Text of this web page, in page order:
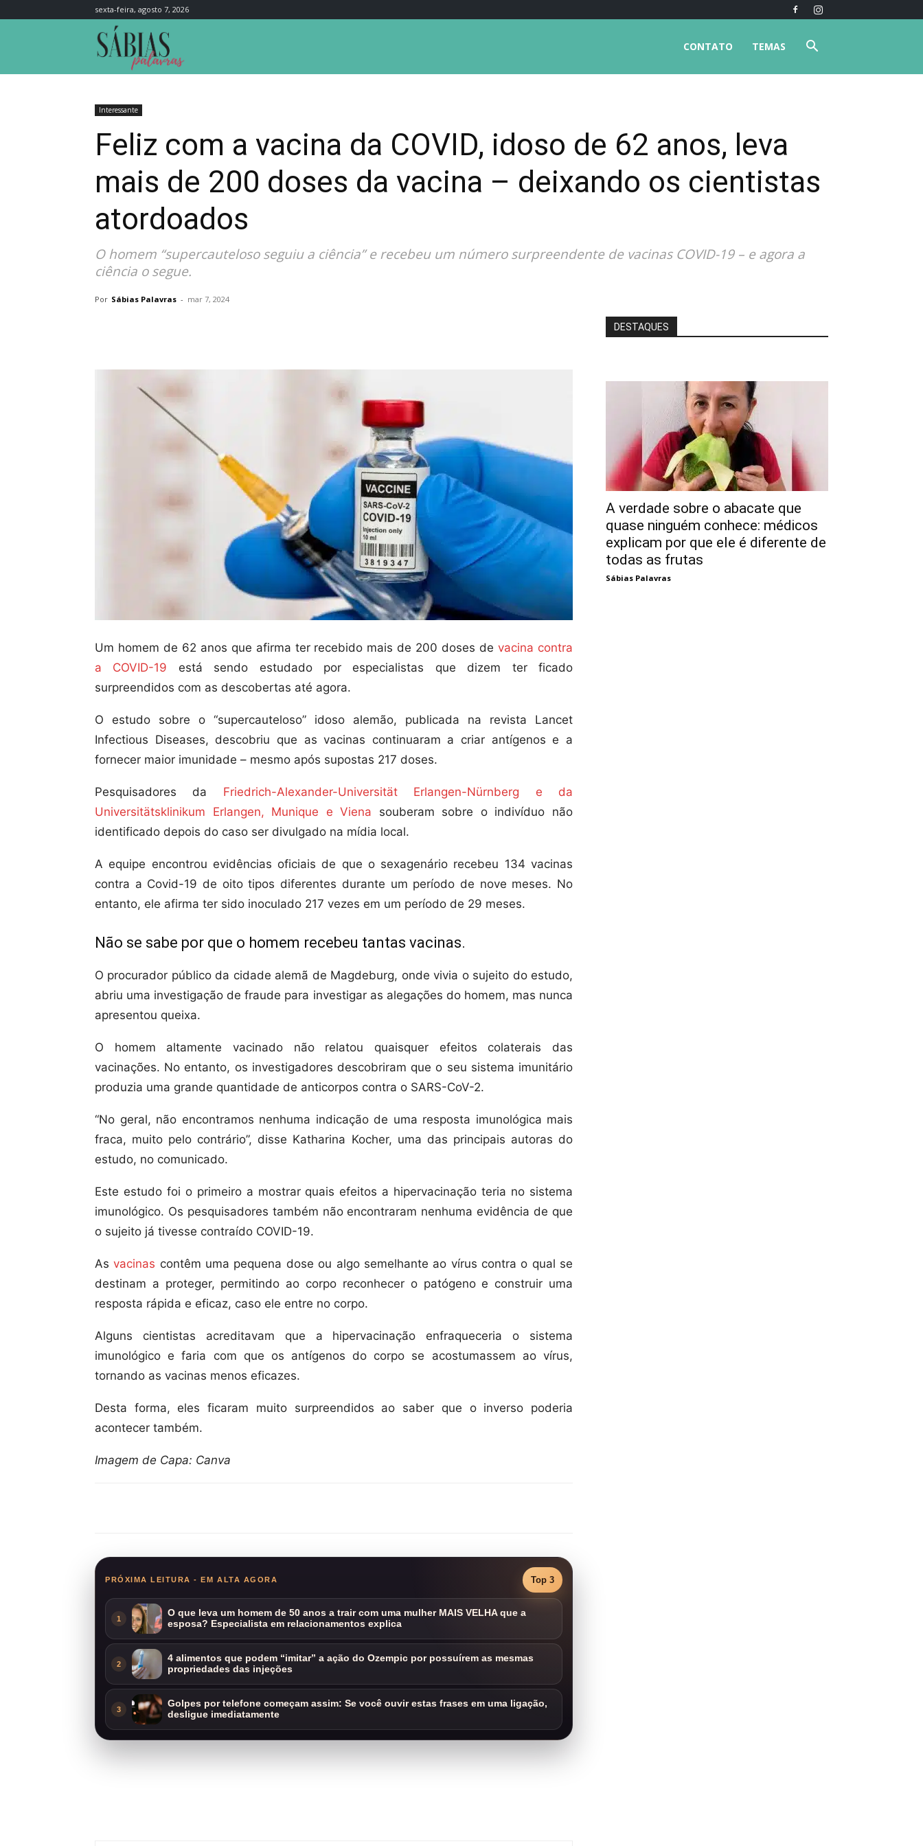
sexta-feira, agosto 7, 2026
TEMAS
CONTATO
Interessante
Feliz com a vacina da COVID, idoso de 62 anos, leva
mais de 200 doses da vacina – deixando os cientistas
atordoados
O homem “supercauteloso seguiu a ciência” e recebeu um número surpreendente de vacinas COVID-19 – e agora a
ciência o segue.
Por Sábias Palavras - mar 7, 2024
Um homem de 62 anos que afirma ter recebido mais de 200 doses devacina contra
a COVID-19 está sendo estudado por especialistas que dizem ter ficado
surpreendidos com as descobertas até agora.
O estudo sobre o “supercauteloso” idoso alemão, publicada na revista Lancet
Infectious Diseases, descobriu que as vacinas continuaram a criar antígenos e a
fornecer maior imunidade – mesmo após supostas 217 doses.
Pesquisadores da Friedrich-Alexander-Universität Erlangen-Nürnberg e da
Universitätsklinikum Erlangen, Munique e Viena souberam sobre o indivíduo não
identificado depois do caso ser divulgado na mídia local.
A equipe encontrou evidências oficiais de que o sexagenário recebeu 134 vacinas
contra a Covid-19 de oito tipos diferentes durante um período de nove meses. No
entanto, ele afirma ter sido inoculado 217 vezes em um período de 29 meses.
Não se sabe por que o homem recebeu tantas vacinas.
O procurador público da cidade alemã de Magdeburg, onde vivia o sujeito do estudo,
abriu uma investigação de fraude para investigar as alegações do homem, mas nunca
apresentou queixa.
O homem altamente vacinado não relatou quaisquer efeitos colaterais das
vacinações. No entanto, os investigadores descobriram que o seu sistema imunitário
produzia uma grande quantidade de anticorpos contra o SARS-CoV-2.
“No geral, não encontramos nenhuma indicação de uma resposta imunológica mais
fraca, muito pelo contrário”, disse Katharina Kocher, uma das principais autoras do
estudo, no comunicado.
Este estudo foi o primeiro a mostrar quais efeitos a hipervacinação teria no sistema
imunológico. Os pesquisadores também não encontraram nenhuma evidência de que
o sujeito já tivesse contraído COVID-19.
Asvacinas contêm uma pequena dose ou algo semelhante ao vírus contra o qual se
destinam a proteger, permitindo ao corpo reconhecer o patógeno e construir uma
resposta rápida e eficaz, caso ele entre no corpo.
Alguns cientistas acreditavam que a hipervacinação enfraqueceria o sistema
imunológico e faria com que os antígenos do corpo se acostumassem ao vírus,
tornando as vacinas menos eficazes.
Desta forma, eles ficaram muito surpreendidos ao saber que o inverso poderia
acontecer também.
Imagem de Capa: Canva
PRÓXIMA LEITURA - EM ALTA AGORA Top 3
1
O que leva um homem de 50 anos a trair com uma mulher MAIS VELHA que a
esposa? Especialista em relacionamentos explica
2
4 alimentos que podem “imitar” a ação do Ozempic por possuírem as mesmas
propriedades das injeções
3
Golpes por telefone começam assim: Se você ouvir estas frases em uma ligação,
desligue imediatamente
DESTAQUES
A verdade sobre o abacate que
quase ninguém conhece: médicos
explicam por que ele é diferente de
todas as frutas
Sábias Palavras